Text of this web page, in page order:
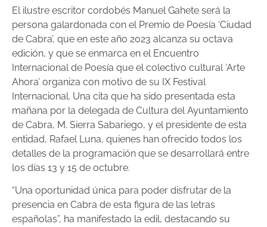
El ilustre escritor cordobés Manuel Gahete será la
persona galardonada con el Premio de Poesía ‘Ciudad
de Cabra’, que en este año 2023 alcanza su octava
edición, y que se enmarca en el Encuentro
Internacional de Poesía que el colectivo cultural ‘Arte
Ahora’ organiza con motivo de su IX Festival
Internacional. Una cita que ha sido presentada esta
mañana por la delegada de Cultura del Ayuntamiento
de Cabra, M. Sierra Sabariego, y el presidente de esta
entidad, Rafael Luna, quienes han ofrecido todos los
detalles de la programación que se desarrollará entre
los días 13 y 15 de octubre.
“Una oportunidad única para poder disfrutar de la
presencia en Cabra de esta figura de las letras
españolas”, ha manifestado la edil, destacando su